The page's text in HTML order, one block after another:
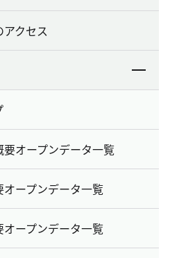
クセス
オープンデータ一覧
ープンデータ一覧
ープンデータ一覧